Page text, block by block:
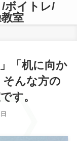
ボイトレ/
室
「机に向か
そんな方の
す。